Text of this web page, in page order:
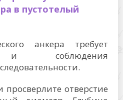
в пустотелый
анкера требует
и соблюдения
просверлите отверстие